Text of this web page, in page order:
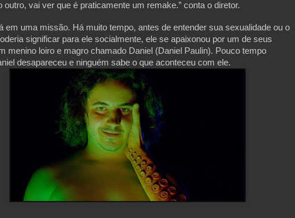
outro, vai ver que é praticamente um remake.” conta o diretor.
em uma missão. Há muito tempo, antes de entender sua sexualidade ou o
significar para ele socialmente, ele se apaixonou por um de seus
menino loiro e magro chamado Daniel (Daniel Paulin). Pouco tempo
desapareceu e ninguém sabe o que aconteceu com ele.